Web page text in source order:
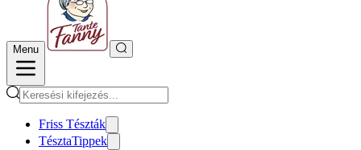
Menu
Friss Tészták
TésztaTippek